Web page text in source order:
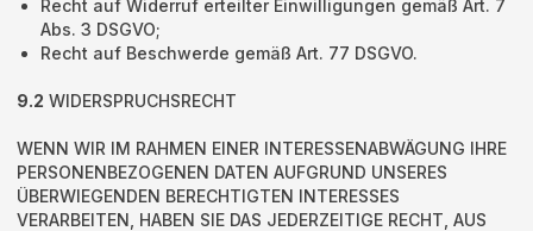
Recht auf Widerruf erteilter Einwilligungen gemäß Art. 7
Abs. 3 DSGVO;
Recht auf Beschwerde gemäß Art. 77 DSGVO.
9.2 WIDERSPRUCHSRECHT
WENN WIR IM RAHMEN EINER INTERESSENABWÄGUNG IHRE
PERSONENBEZOGENEN DATEN AUFGRUND UNSERES
ÜBERWIEGENDEN BERECHTIGTEN INTERESSES
VERARBEITEN, HABEN SIE DAS JEDERZEITIGE RECHT, AUS